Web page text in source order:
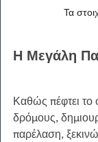
Τα
Η Μεγάλη
Καθώς πέφτει το
δρόμους,
παρέλαση,